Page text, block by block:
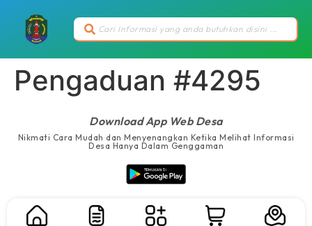
Pengaduan #4295
Download App Web Desa
Nikmati Cara Mudah dan Menyenangkan Ketika Melihat Informasi
Desa Hanya Dalam Genggaman